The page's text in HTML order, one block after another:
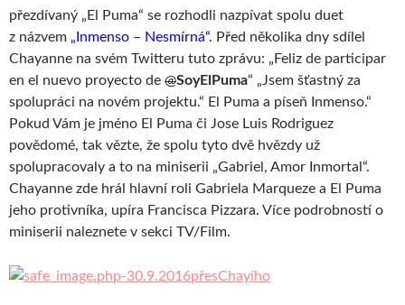
přezdívaný „El Puma“ se rozhodli nazpívat spolu duet
z názvem „Inmenso – Nesmírná“. Před několika dny sdílel
Chayanne na svém Twitteru tuto zprávu: „Feliz de participar
en el nuevo proyecto de @SoyElPuma“ „Jsem šťastný za
spolupráci na novém projektu.“ El Puma a píseň Inmenso.“
Pokud Vám je jméno El Puma či Jose Luis Rodriguez
povědomé, tak vězte, že spolu tyto dvě hvězdy už
spolupracovaly a to na miniserii „Gabriel, Amor Inmortal“.
Chayanne zde hrál hlavní roli Gabriela Marqueze a El Puma
jeho protivníka, upíra Francisca Pizzara. Více podrobností o
miniserii naleznete v sekci TV/Film.